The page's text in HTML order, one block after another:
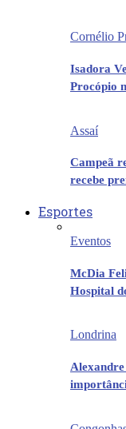
Cornélio
Isadora
Procópio
Assaí
Campeã
recebe
Esportes
Eventos
McDia
Hospital
Londrina